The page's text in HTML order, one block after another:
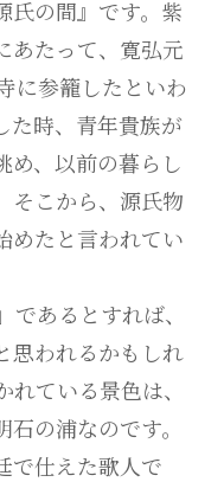
氏の間』です。紫
あたって、寛弘元
に参籠したといわ
た時、青年貴族が
め、以前の暮らし
そこから、源氏物
めたと言われてい
あるとすれば、
思われるかもしれ
ている景色は、
の浦なのです。
で仕えた歌人で